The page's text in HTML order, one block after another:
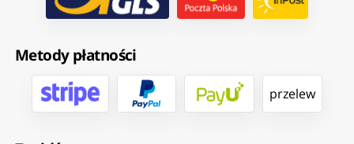
Metody płatności
przelew